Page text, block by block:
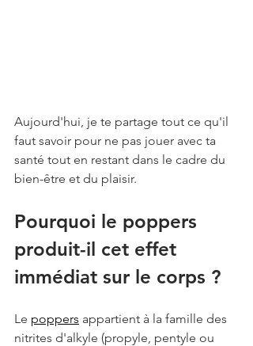
Aujourd'hui, je te partage tout ce qu'il
faut savoir pour ne pas jouer avec ta
santé tout en restant dans le cadre du
bien-être et du plaisir.
Pourquoi le poppers
produit-il cet effet
immédiat sur le corps ?
Le poppers appartient à la famille des
nitrites d'alkyle (propyle, pentyle ou